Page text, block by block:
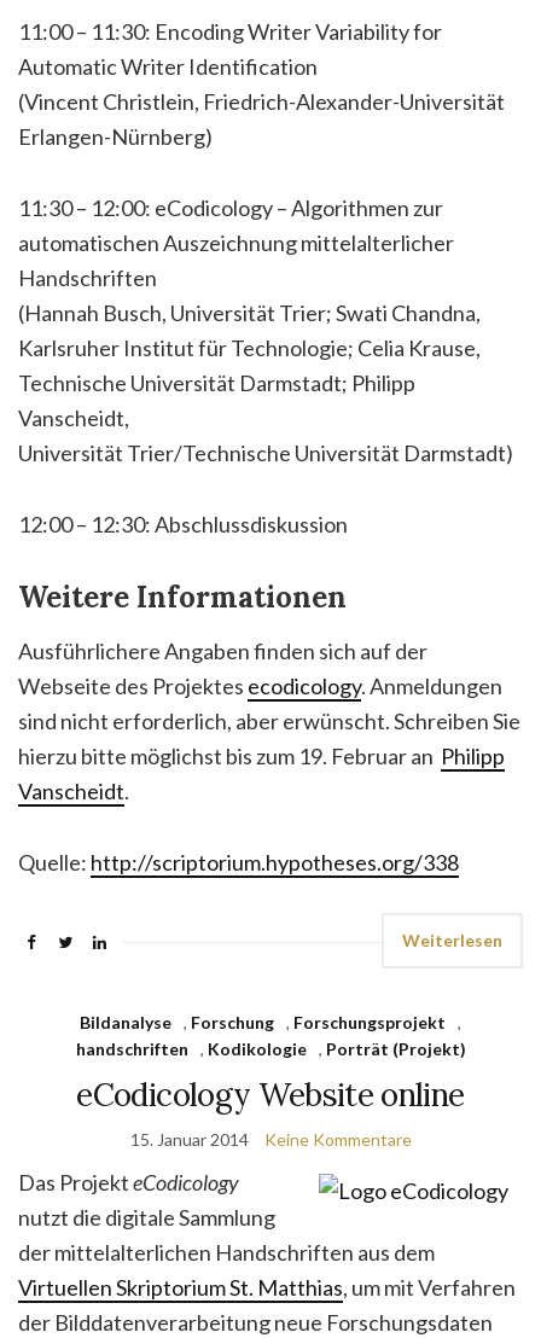
11:00 – 11:30: Encoding Writer Variability for
Automatic Writer Identification
(Vincent Christlein, Friedrich-Alexander-Universität
Erlangen-Nürnberg)
11:30 – 12:00: eCodicology – Algorithmen zur
automatischen Auszeichnung mittelalterlicher
Handschriften
(Hannah Busch, Universität Trier; Swati Chandna,
Karlsruher Institut für Technologie; Celia Krause,
Technische Universität Darmstadt; Philipp
Vanscheidt,
Universität Trier/Technische Universität Darmstadt)
12:00 – 12:30: Abschlussdiskussion
Weitere Informationen
Ausführlichere Angaben finden sich auf der
Webseite des Projektes ecodicology. Anmeldungen
sind nicht erforderlich, aber erwünscht. Schreiben Sie
hierzu bitte möglichst bis zum 19. Februar an Philipp
Vanscheidt.
Quelle: http://scriptorium.hypotheses.org/338
Weiterlesen
Bildanalyse , Forschung , Forschungsprojekt
,
handschriften
, Kodikologie , Porträt (Projekt)
eCodicology Website online
15. Januar 2014 Keine Kommentare
Das ProjekteCodicology
nutzt die digitale Sammlung
der mittelalterlichen Handschriften aus dem
Virtuellen Skriptorium St. Matthias, um mit Verfahren
der Bilddatenverarbeitung neue Forschungsdaten